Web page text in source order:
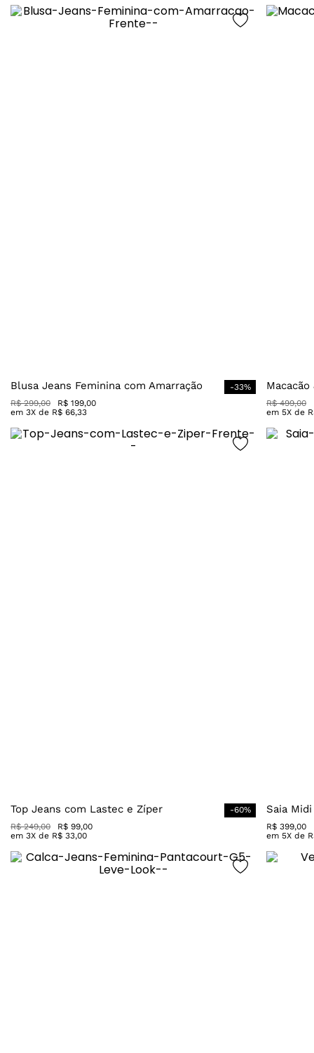
Blusa Jeans Feminina com Amarração -33%
R$ 299,00 R$ 199,00
em 3X de R$ 66,33
R$ 499,00
em 5X de
Top Jeans com Lastec e Zíper -60%
R$ 249,00 R$ 99,00
em 3X de R$ 33,00
Saia
R$ 399,00
em 5X de